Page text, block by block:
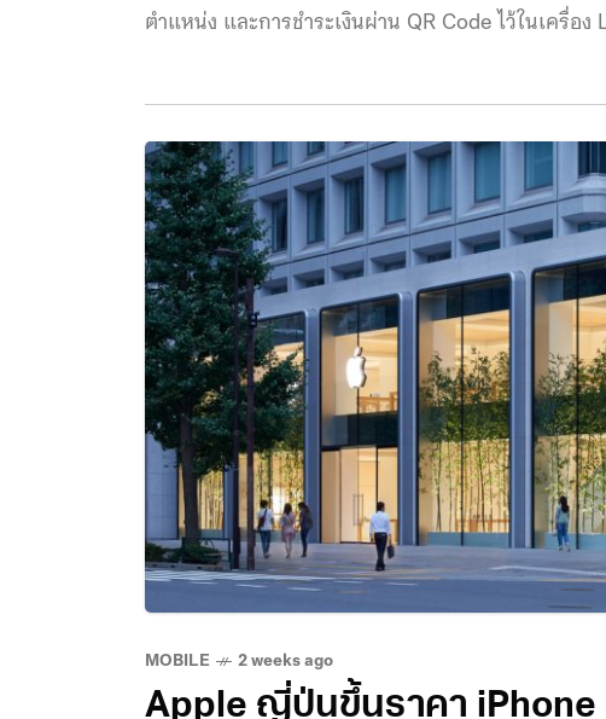
ตำแหน่ง และการชำระเงินผ่าน QR Code ไว้ในเครื่อ
MOBILE 2 weeks ago
Apple ญี่ปุ่นขึ้นราคา iPhone